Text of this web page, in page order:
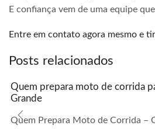
E confiança vem de uma equipe
Entre em contato agora mesmo e
Posts relacionados
Quem prepara moto de corrida
Grande
Quem Prepara Moto de Corrida –